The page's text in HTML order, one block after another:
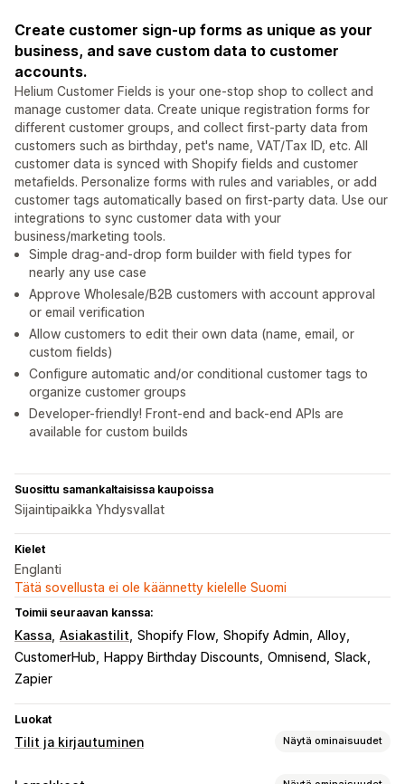
Create customer sign-up forms as unique as your
business, and save custom data to customer
accounts.
Helium Customer Fields is your one-stop shop to collect and
manage customer data. Create unique registration forms for
different customer groups, and collect first-party data from
customers such as birthday, pet's name, VAT/Tax ID, etc. All
customer data is synced with Shopify fields and customer
metafields. Personalize forms with rules and variables, or add
customer tags automatically based on first-party data. Use our
integrations to sync customer data with your
business/marketing tools.
Simple drag-and-drop form builder with field types for
nearly any use case
Approve Wholesale/B2B customers with account approval
or email verification
Allow customers to edit their own data (name, email, or
custom fields)
Configure automatic and/or conditional customer tags to
organize customer groups
Developer-friendly! Front-end and back-end APIs are
available for custom builds
Suosittu samankaltaisissa kaupoissa
Sijaintipaikka Yhdysvallat
Kielet
Englanti
Tätä sovellusta ei ole käännetty kielelle Suomi
Toimii seuraavan kanssa:
Kassa Asiakastilit Shopify Flow Shopify Admin Alloy
CustomerHub Happy Birthday Discounts Omnisend Slack
Zapier
Luokat
Tilit ja kirjautuminen Näytä ominaisuudet